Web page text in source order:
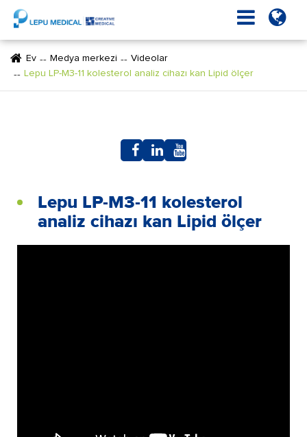
Ev Medya merkezi
Videolar
Lepu LP-M3-11 kolesterol analiz cihazı kan Lipid ölçer
Lepu LP-M3-11 kolesterol
analiz cihazı kan Lipid ölçer